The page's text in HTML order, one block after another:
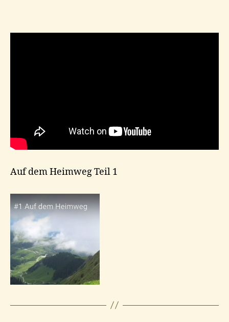
Auf dem Heimweg Teil 1